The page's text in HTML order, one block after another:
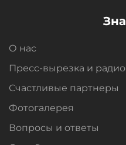
О нас
Пресс-вырезка и радио
Счастливые партнеры
Фотогалерея
Вопросы и oтветы